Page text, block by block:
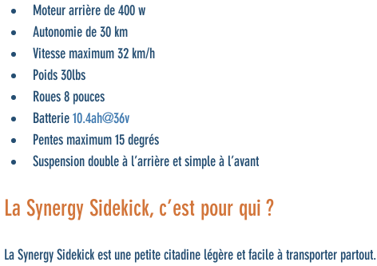
Moteur arrière de 400 w
Autonomie de 30 km
Vitesse maximum 32 km/h
Poids 30lbs
Roues 8 pouces
Batterie 10.4ah@36v
Pentes maximum 15 degrés
Suspension double à l’arrière et simple à l’avant
La Synergy Sidekick, c’est pour qui ?
La Synergy Sidekick est une petite citadine légère et facile à transporter